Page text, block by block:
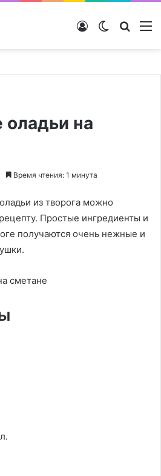
Switch skin
Войти
на
Время чтения: 1 минута
из творога можно
Простые ингредиенты и
получаются очень нежные и